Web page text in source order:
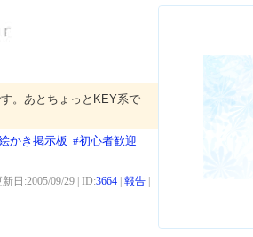
。あとちょっとKEY系で
かき掲示板 #初心者歓迎
新日:2005/09/29 | ID:3664 報告